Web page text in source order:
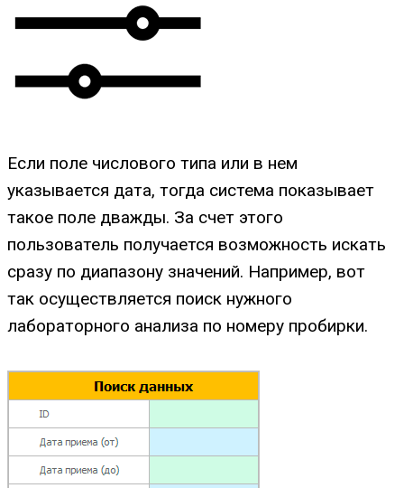
Если поле числового типа или в нем
указывается дата, тогда система показывает
такое поле дважды. За счет этого
пользователь получается возможность искать
сразу по диапазону значений. Например, вот
так осуществляется поиск нужного
лабораторного анализа по номеру пробирки.